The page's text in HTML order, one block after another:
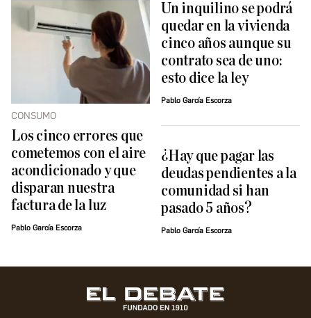
CONSUMO
Los cinco errores que
cometemos con el aire
acondicionado y que
disparan nuestra
factura de la luz
Pablo García Escorza
Un inquilino se podrá
quedar en la vivienda
cinco años aunque su
contrato sea de uno:
esto dice la ley
Pablo García Escorza
¿Hay que pagar las
deudas pendientes a la
comunidad si han
pasado 5 años?
Pablo García Escorza